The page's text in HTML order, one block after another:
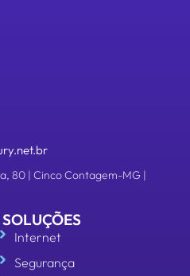
80 | Cinco Contagem-MG |
SOLUÇÕES
Internet
Segurança